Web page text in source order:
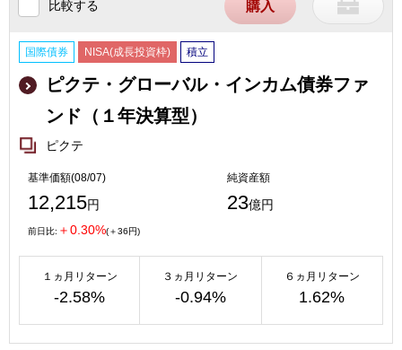
比較する 購入
国際債券 NISA(成長投資枠) 積立
ピクテ・グローバル・インカム債券ファ
ンド（１年決算型）
ピクテ
基準価額(08/07)
12,215円
純資産額
23億円
前日比: ＋0.30%(＋36円)
１ヵ月リターン
-2.58%
３ヵ月リターン
-0.94%
６ヵ月リターン
1.62%